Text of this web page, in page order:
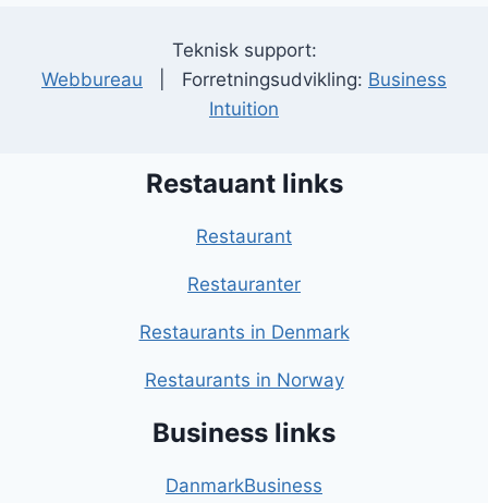
Teknisk support:
Webbureau | Forretningsudvikling: Business
Intuition
Restauant links
Restaurant
Restauranter
Restaurants in Denmark
Restaurants in Norway
Business links
DanmarkBusiness